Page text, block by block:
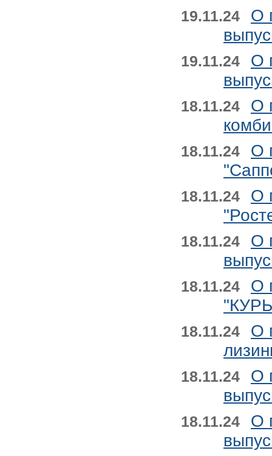
19.11.24
О
19.11.24
О
18.11.24
О
18.11.24
О
18.11.24
О
18.11.24
О
18.11.24
О
18.11.24
О
18.11.24
О
18.11.24
О